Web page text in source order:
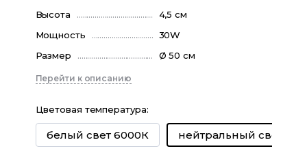
Высота
4,5 см
Мощность
30W
Размер
Ø 50 см
Перейти к описанию
Цветовая температура:
белый свет 6000К нейтральный свет